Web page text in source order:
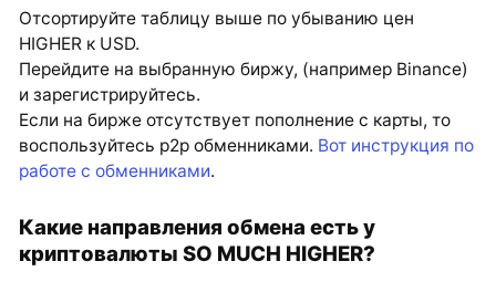
Отсортируйте таблицу выше по убыванию цен
HIGHER к USD.
Перейдите на выбранную биржу, (например Binance)
и зарегистрируйтесь.
Если на бирже отсутствует пополнение с карты, то
воспользуйтесь p2p обменниками. Вот инструкция по
работе с обменниками.
Какие направления обмена есть у
криптовалюты SO MUCH HIGHER?